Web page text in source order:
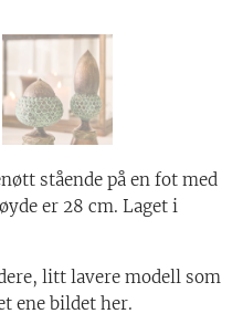
stående på en fot med
er 28 cm. Laget i
litt lavere modell som
ene bildet her.